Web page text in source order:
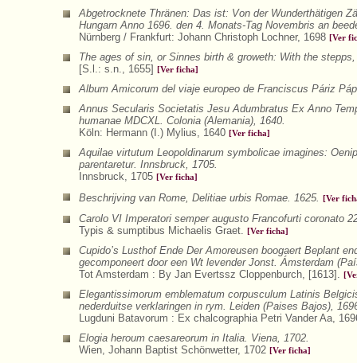
Abgetrocknete Thränen: Das ist: Von der Wunderthätigen
Hungarn Anno 1696. den 4. Monats-Tag Novembris an
Nürnberg / Frankfurt: Johann Christoph Lochner, 1698 [Ver
The ages of sin, or Sinnes birth & groweth: With the
[S.l.: s.n., 1655]
[Ver ficha]
Album Amicorum del viaje europeo de Franciscus Páriz
Annus Secularis Societatis Jesu Adumbratus Ex Anno
humanae MDCXL. Colonia (Alemania), 1640.
Köln: Hermann (I.) Mylius, 1640 [Ver ficha]
Aquilae virtutum Leopoldinarum symbolicae imagines:
parentaretur. Innsbruck, 1705.
Innsbruck, 1705 [Ver ficha]
Beschrijving van Rome, Delitiae urbis Romae. 1625. [Ver
Carolo VI Imperatori semper augusto Francofurti coronato
Typis & sumptibus Michaelis Graet.
[Ver ficha]
Cupido’s Lusthof Ende Der Amoreusen boogaert Beplant
gecomponeert door een Wt levender Jonst. Ámsterdam
Tot Amsterdam : By Jan Evertssz Cloppenburch, [1613].
Elegantissimorum emblematum corpusculum Latinis
nederduitse verklaringen in rym. Leiden (Paises Bajos),
Lugduni Batavorum : Ex chalcographia Petri Vander Aa,
Elogia heroum caesareorum in Italia. Viena, 1702.
Wien, Johann Baptist Schönwetter, 1702 [Ver ficha]